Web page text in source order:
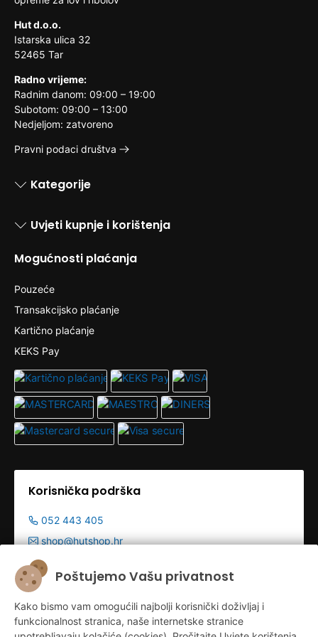
Poštujemo Vašu privatnost
Kako bismo vam omogućili najbolji korisnički doživljaj i
funkcionalnost stranica, naše internetske stranice
Hut d.o.o.
Istarska ulica 32
52465 Tar
Radno vrijeme:
Radnim danom: 09:00 – 19:00
Subotom: 09:00 – 13:00
Nedjeljom: zatvoreno
Pravni podaci društva
Kategorije
Uvjeti kupnje i korištenja
Mogućnosti plaćanja
Pouzeće
Transakcijsko plaćanje
Kartično plaćanje
KEKS Pay
Korisnička podrška
052 443 405
shop@hutshop.hr
Radno vrijeme:
Pon - Pet 9:00-19:00h
Sub 9:00-13:00